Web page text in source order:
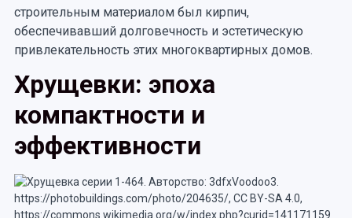
строительным материалом был кирпич,
обеспечивавший долговечность и эстетическую
привлекательность этих многоквартирных домов.
Хрущевки: эпоха
компактности и
эффективности